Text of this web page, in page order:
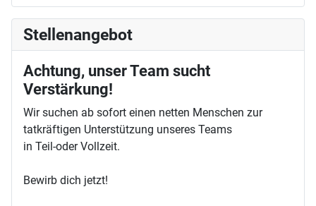
Stellenangebot
Achtung, unser Team sucht
Verstärkung!
Wir suchen ab sofort einen netten Menschen zur
tatkräftigen Unterstützung unseres Teams
in Teil-oder Vollzeit.
Bewirb dich jetzt!